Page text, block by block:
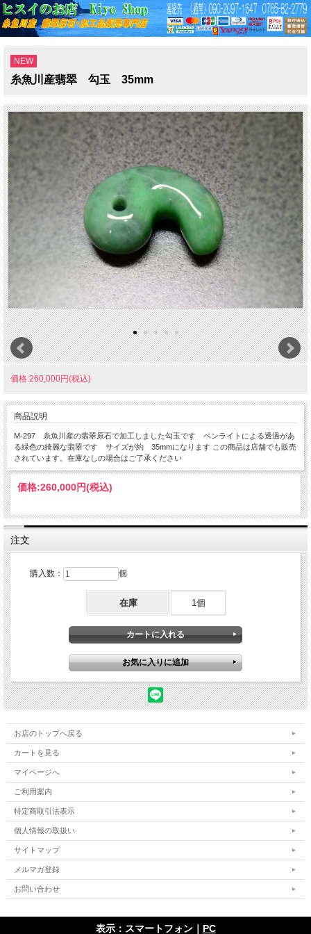
NEW
糸魚川産翡翠 勾玉 35mm
価格:260,000円(税込)
商品説明
M-297 糸魚川産の翡翠原石で加工しました勾玉です ペンライトによる透過があ
る緑色の綺麗な翡翠です サイズが約 35mmになります この商品は店舗でも販売
されています。在庫なしの場合はご了承ください
価格:260,000円(税込)
注文
購入数： 個
在庫 1個
お店のトップへ戻る
カートを見る
マイページへ
ご利用案内
特定商取引法表示
個人情報の取扱い
サイトマップ
メルマガ登録
お問い合わせ
表示：スマートフォン｜ PC